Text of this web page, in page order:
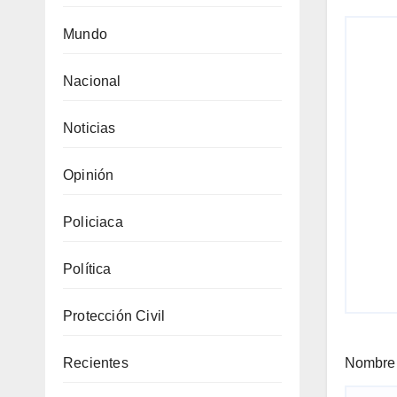
Mundo
Nacional
Noticias
Opinión
Policiaca
Política
Protección Civil
Recientes